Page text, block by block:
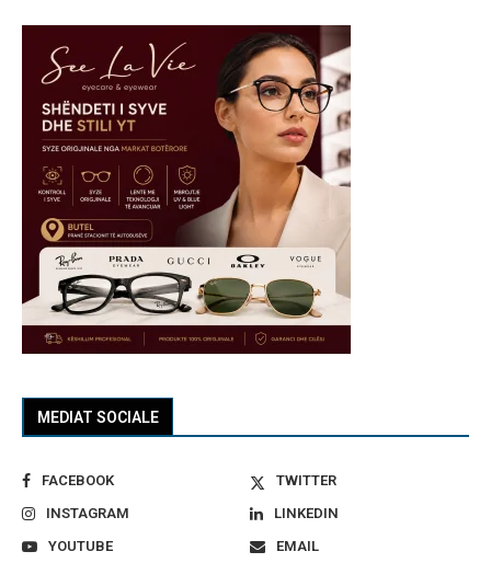
MEDIAT SOCIALE
FACEBOOK
TWITTER
INSTAGRAM
LINKEDIN
YOUTUBE
EMAIL